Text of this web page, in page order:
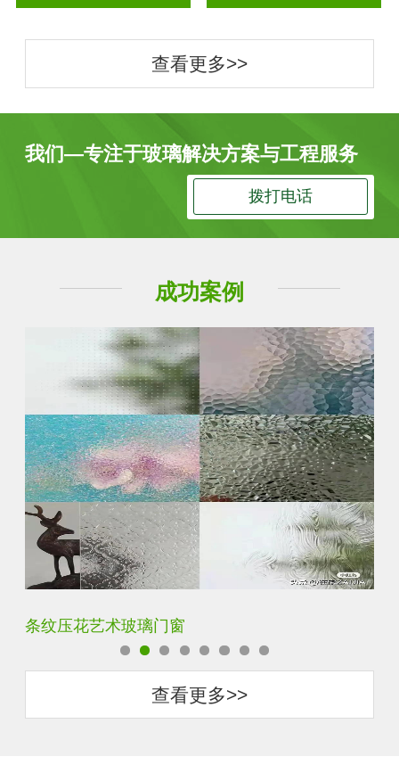
查看更多>>
我们—专注于玻璃解决方案与工程服务
拨打电话
成功案例
钢化超白长虹小灯芯压花钢化玻璃
查看更多>>